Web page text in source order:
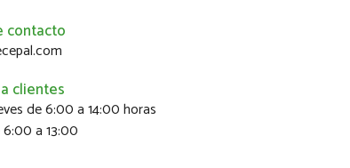
contacto
clientes
de 6:00 a 14:00 horas
a 13:00